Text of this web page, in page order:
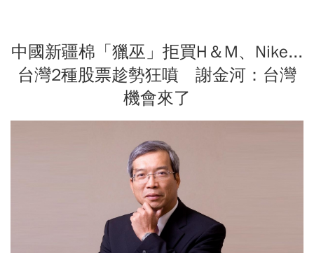
中國新疆棉「獵巫」拒買H＆M、Nike...
台灣2種股票趁勢狂噴 謝金河：台灣
機會來了